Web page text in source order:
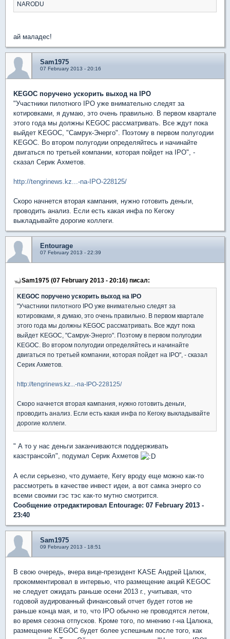
NARODU
ай маладес!
Sam1975
07 February 2013 - 20:16
KEGOC поручено ускорить выход на IPO
"Участники пилотного IPO уже внимательно следят за
котировками, я думаю, это очень правильно. В первом квартале
этого года мы должны KEGOC рассматривать. Все ждут пока
выйдет KEGOC, "Самрук-Энерго". Поэтому в первом полугодии
KEGOC. Во втором полугодии определяйтесь и начинайте
двигаться по третьей компании, которая пойдет на IPO", -
сказал Серик Ахметов.
http://tengrinews.kz...-na-IPO-228125/
Скоро начнется вторая кампания, нужно готовить деньги,
проводить анализ. Если есть какая инфа по Кегоку
выкладывайте дорогие коллеги.
Entourage
07 February 2013 - 22:39
Sam1975 (07 February 2013 - 20:16) писал:
KEGOC поручено ускорить выход на IPO
"Участники пилотного IPO уже внимательно следят за
котировками, я думаю, это очень правильно. В первом квартале
этого года мы должны KEGOC рассматривать. Все ждут пока
выйдет KEGOC, "Самрук-Энерго". Поэтому в первом полугодии
KEGOC. Во втором полугодии определяйтесь и начинайте
двигаться по третьей компании, которая пойдет на IPO", - сказал
Серик Ахметов.
http://tengrinews.kz...-na-IPO-228125/
Скоро начнется вторая кампания, нужно готовить деньги,
проводить анализ. Если есть какая инфа по Кегоку выкладывайте
дорогие коллеги.
" А то у нас деньги заканчиваются поддерживать
казстрансойл", подумал Серик Ахметов
А если серьезно, что думаете, Кегу вроду еще можно как-то
рассмотреть в качестве инвест идеи, а вот самка энерго со
всеми своими гэс тэс как-то мутно смотрится.
Сообщение отредактировал Entourage: 07 February 2013 -
23:40
Sam1975
09 February 2013 - 18:51
В свою очередь, вчера вице-президент KASE Андрей Цалюк,
прокомментировал в интервью, что размещение акций KEGOC
не следует ожидать раньше осени 2013 г., учитывая, что
годовой аудированный финансовый отчет будет готов не
раньше конца мая, и то, что IPO обычно не проводятся летом,
во время сезона отпусков. Кроме того, по мнению г-на Цалюка,
размещение KEGOC будет более успешным после того, как